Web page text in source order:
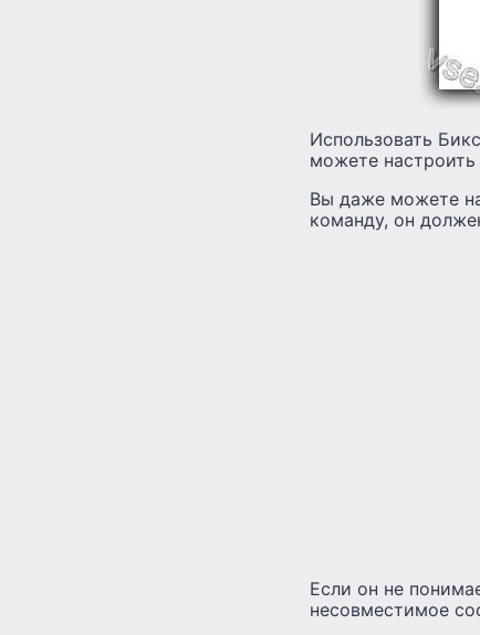
Использовать
можете настроить
Вы даже можете
команду, он
Если он не
несовместимое